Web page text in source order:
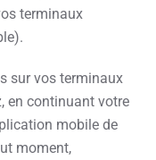
terminaux
sur vos terminaux
en continuant votre
mobile de
moment,